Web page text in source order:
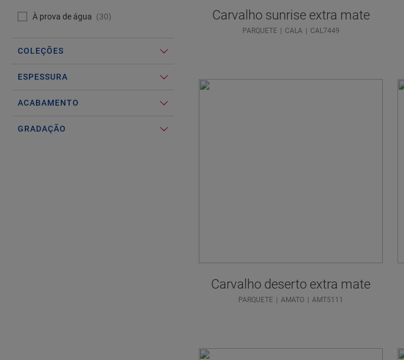
#Select#À prova de água
À prova de água 30
COLEÇÕES
ESPESSURA
ACABAMENTO
GRADAÇÃO
Carvalho sunrise extra mate
PARQUETE CALA CAL7449
Carvalho deserto extra mate
PARQUETE AMATO AMT5111